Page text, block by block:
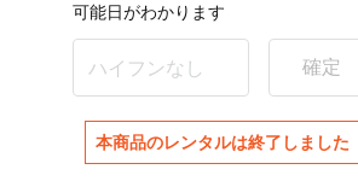
可能日がわかります
確定
本商品のレンタルは終了しました